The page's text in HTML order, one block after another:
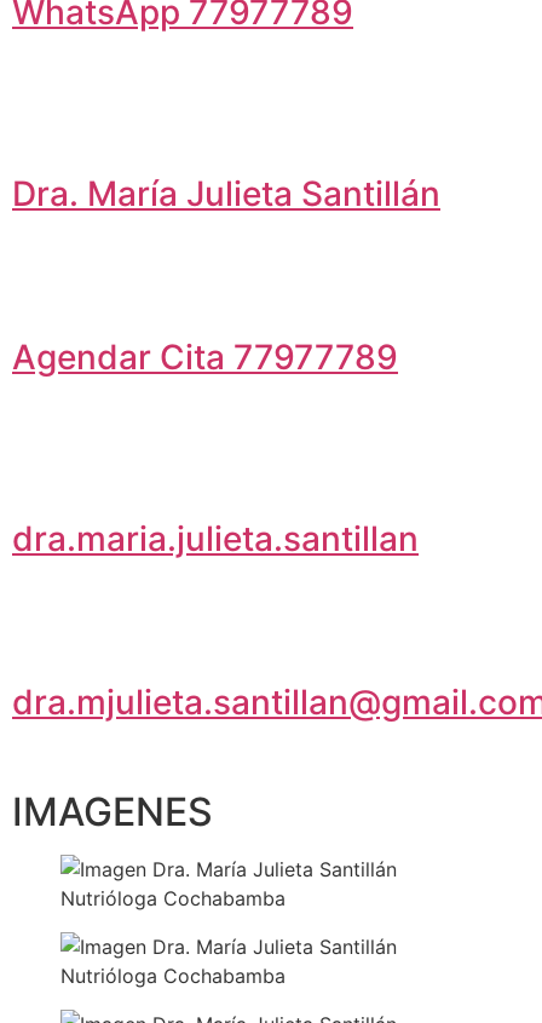
WhatsApp 77977789
Dra. María Julieta Santillán
Agendar Cita 77977789
dra.maria.julieta.santillan
IMAGENES